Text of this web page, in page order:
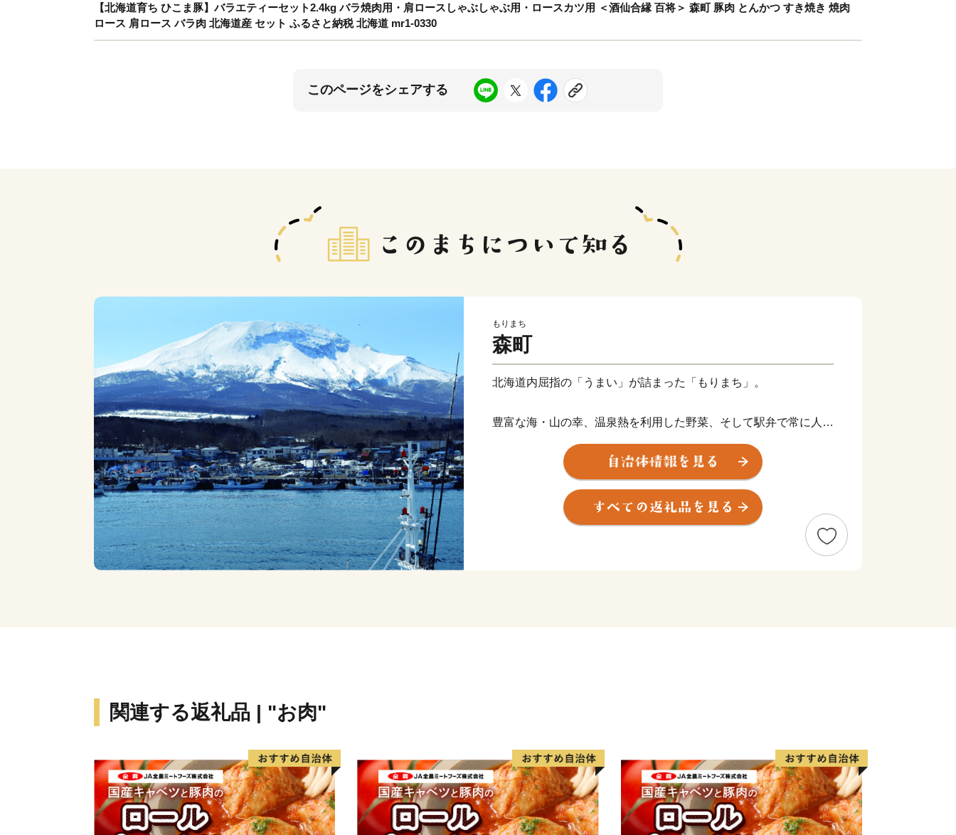
【北海道育ち ひこま豚】バラエティーセット2.4kg バラ焼肉用・肩ロースしゃぶしゃぶ用・ロースカツ用 ＜酒仙合縁 百将＞ 森町 豚肉 とんかつ すき焼き 焼肉
ロース 肩ロース バラ肉 北海道産 セット ふるさと納税 北海道 mr1-0330
このページをシェアする
もりまち
森町
北海道内屈指の「うまい」が詰まった「もりまち」。
豊富な海・山の幸、温泉熱を利用した野菜、そして駅弁で常に人気
これらの自然の恵みを活かしたおいしい飲食店も多数存在する「も
りまち」は、北海道の南西部に位置し、秀峰駒ヶ岳と内浦湾に囲ま
れた食の都です。
古くから文化や歴史の交流点としても知られ、国内最大級の縄文時
関連する返礼品 | "お肉"